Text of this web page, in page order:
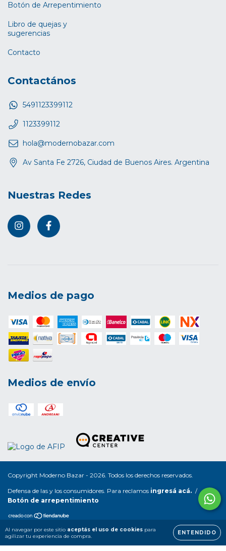
Al navegar por este sitio aceptás el uso de cookies para
agilizar tu experiencia de compra.
ENTENDIDO
Botón de Arrepentimiento
Libro de quejas y
sugerencias
Contacto
Contactános
5491123399112
1123399112
hola@modernobazar.com
Av Santa Fe 2726, Ciudad de Buenos Aires. Argentina
Nuestras Redes
Medios de pago
Medios de envío
Copyright Moderno Bazar - 2026. Todos los derechos reservados.
Defensa de las y los consumidores. Para reclamos ingresá acá. /
Botón de arrepentimiento